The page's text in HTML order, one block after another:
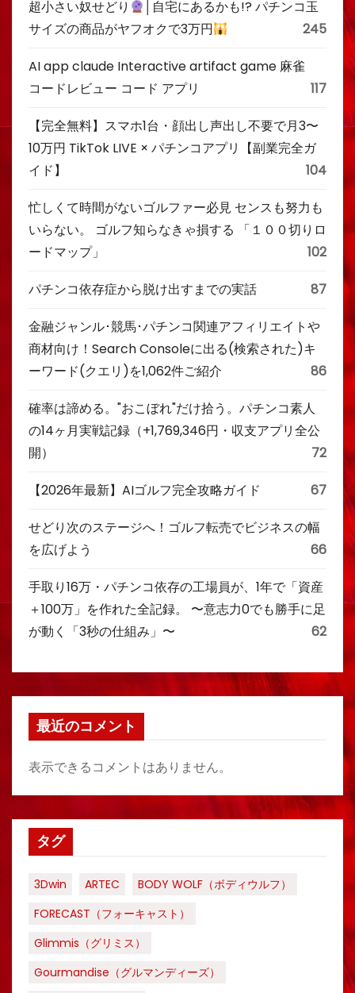
超小さい奴せどり
│自宅にあるかも!? パチンコ玉
サイズの商品がヤフオクで3万円
245
AI app claude Interactive artifact game 麻雀
コードレビュー コード アプリ
117
【完全無料】スマホ1台・顔出し声出し不要で月3〜
10万円 TikTok LIVE × パチンコアプリ【副業完全ガ
イド】
104
忙しくて時間がないゴルファー必見 センスも努力も
いらない。 ゴルフ知らなきゃ損する 「１００切りロ
ードマップ」
102
パチンコ依存症から脱け出すまでの実話 87
金融ジャンル･競馬･パチンコ関連アフィリエイトや
商材向け！Search Consoleに出る(検索された)キ
ーワード(クエリ)を1,062件ご紹介
86
確率は諦める。"おこぼれ"だけ拾う。パチンコ素人
の14ヶ月実戦記録（+1,769,346円・収支アプリ全公
開）
72
【2026年最新】AIゴルフ完全攻略ガイド 67
せどり次のステージへ！ゴルフ転売でビジネスの幅
を広げよう
66
手取り16万・パチンコ依存の工場員が、1年で「資産
＋100万」を作れた全記録。 〜意志力0でも勝手に足
が動く「3秒の仕組み」〜
62
最近のコメント
表示できるコメントはありません。
タグ
3Dwin ARTEC
BODY WOLF（ボディウルフ）
FORECAST（フォーキャスト）
Glimmis（グリミス）
Gourmandise（グルマンディーズ）